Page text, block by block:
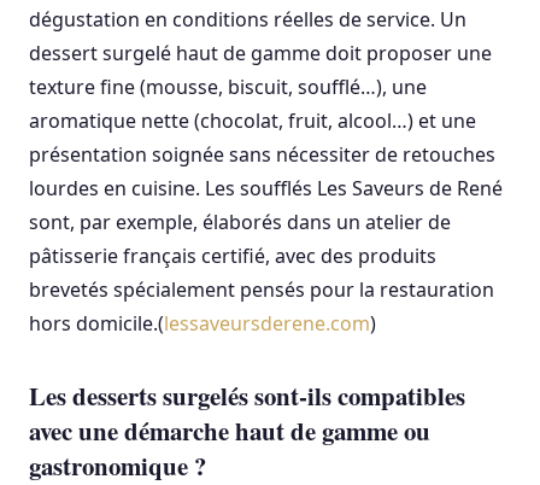
dégustation en conditions réelles de service. Un
dessert surgelé haut de gamme doit proposer une
texture fine (mousse, biscuit, soufflé…), une
aromatique nette (chocolat, fruit, alcool…) et une
présentation soignée sans nécessiter de retouches
lourdes en cuisine. Les soufflés Les Saveurs de René
sont, par exemple, élaborés dans un atelier de
pâtisserie français certifié, avec des produits
brevetés spécialement pensés pour la restauration
hors domicile.(lessaveursderene.com)
Les desserts surgelés sont-ils compatibles
avec une démarche haut de gamme ou
gastronomique ?